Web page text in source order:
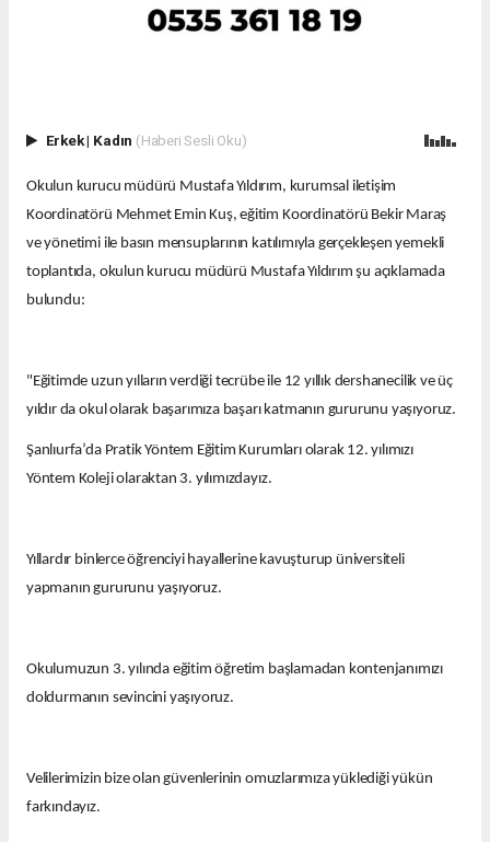
Erkek| Kadın (Haberi Sesli Oku)
Okulun kurucu müdürü Mustafa Yıldırım, kurumsal iletişim
Koordinatörü Mehmet Emin Kuş, eğitim Koordinatörü Bekir Maraş
ve yönetimi ile basın mensuplarının katılımıyla gerçekleşen yemekli
toplantıda, okulun kurucu müdürü Mustafa Yıldırım şu açıklamada
bulundu:
"Eğitimde uzun yılların verdiği tecrübe ile 12 yıllık dershanecilik ve üç
yıldır da okul olarak başarımıza başarı katmanın gururunu yaşıyoruz.
Şanlıurfa’da Pratik Yöntem Eğitim Kurumları olarak 12. yılımızı
Yöntem Koleji olaraktan 3. yılımızdayız.
Yıllardır binlerce öğrenciyi hayallerine kavuşturup üniversiteli
yapmanın gururunu yaşıyoruz.
Okulumuzun 3. yılında eğitim öğretim başlamadan kontenjanımızı
doldurmanın sevincini yaşıyoruz.
Velilerimizin bize olan güvenlerinin omuzlarımıza yüklediği yükün
farkındayız.